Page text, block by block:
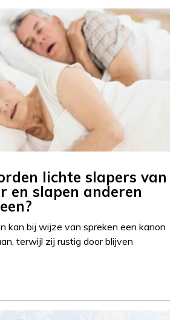
lichte slapers van
en slapen anderen
kan bij wijze van spreken een kanon
terwijl zij rustig door blijven